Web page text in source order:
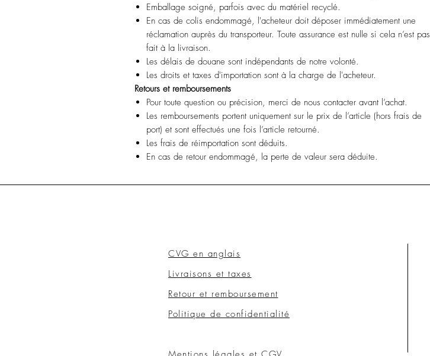
Emballage soigné, parfois avec du matériel recyclé.
En cas de colis endommagé, l'acheteur doit déposer immédiatement une
réclamation auprès du transporteur. Toute assurance est nulle si cela n’est pas
fait à la livraison.
Les délais de douane sont indépendants de notre volonté.
Les droits et taxes d'importation sont à la charge de l'acheteur.
Retours et remboursements
Pour toute question ou précision, merci de nous contacter avant l’achat.
Les remboursements portent uniquement sur le prix de l’article (hors frais de
port) et sont effectués une fois l’article retourné.
Les frais de réimportation sont déduits.
En cas de retour endommagé, la perte de valeur sera déduite.
CVG en anglais
Livraisons et taxes
Retour et remboursement
Politique de confidentialité